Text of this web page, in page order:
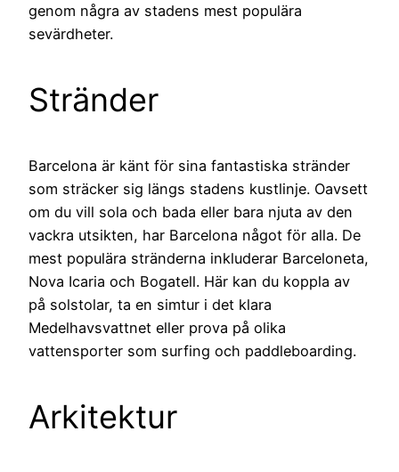
genom några av stadens mest populära
sevärdheter.
Stränder
Barcelona är känt för sina fantastiska stränder
som sträcker sig längs stadens kustlinje. Oavsett
om du vill sola och bada eller bara njuta av den
vackra utsikten, har Barcelona något för alla. De
mest populära stränderna inkluderar Barceloneta,
Nova Icaria och Bogatell. Här kan du koppla av
på solstolar, ta en simtur i det klara
Medelhavsvattnet eller prova på olika
vattensporter som surfing och paddleboarding.
Arkitektur